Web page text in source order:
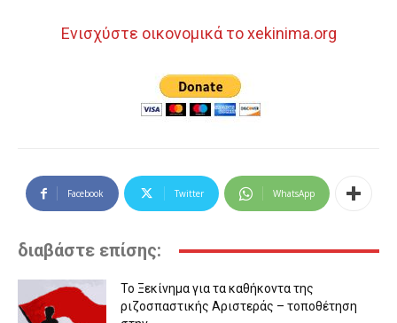
Ενισχύστε οικονομικά το xekinima.org
Facebook Twitter WhatsApp
διαβάστε επίσης:
Το Ξεκίνημα για τα καθήκοντα της
ριζοσπαστικής Αριστεράς – τοποθέτηση